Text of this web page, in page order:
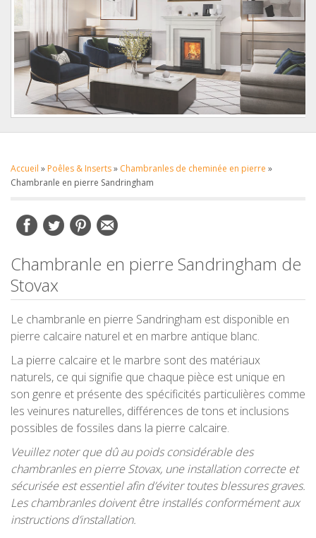
Accueil » Poêles & Inserts» Chambranles de cheminée en pierre »
Chambranle en pierre Sandringham
Chambranle en pierre Sandringham de
Stovax
Le chambranle en pierre Sandringham est disponible en
pierre calcaire naturel et en marbre antique blanc.
La pierre calcaire et le marbre sont des matériaux
naturels, ce qui signifie que chaque pièce est unique en
son genre et présente des spécificités particulières comme
les veinures naturelles, différences de tons et inclusions
possibles de fossiles dans la pierre calcaire.
Veuillez noter que dû au poids considérable des
chambranles en pierre Stovax, une installation correcte et
sécurisée est essentiel afin d’éviter toutes blessures graves.
Les chambranles doivent être installés conformément aux
instructions d’installation.